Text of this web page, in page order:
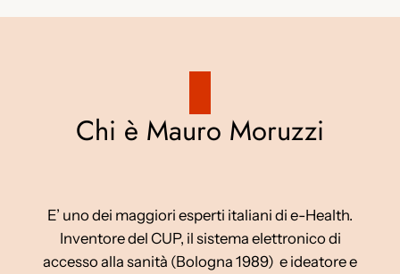
Chi è Mauro Moruzzi
E’ uno dei maggiori esperti italiani di e-Health.
Inventore del CUP, il sistema elettronico di
accesso alla sanità (Bologna 1989) e ideatore e